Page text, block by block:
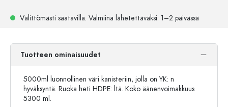
Välittömästi saatavilla. Valmiina lähetettäväksi: 1–2 päivässä
Tuotteen ominaisuudet
5000ml luonnollinen väri kanisteriin, jolla on YK: n
hyväksyntä. Ruoka heti HDPE: ltä. Koko äänenvoimakkuus
5300 ml.